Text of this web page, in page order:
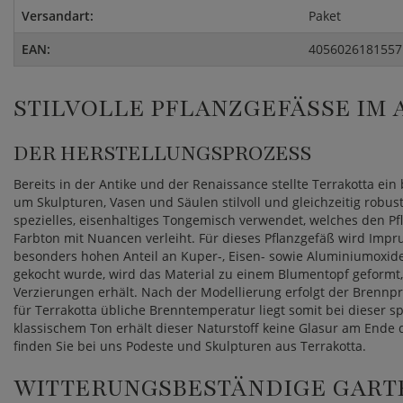
Versandart:
Paket
EAN:
4056026181557
STILVOLLE PFLANZGEFÄSSE IM
DER HERSTELLUNGSPROZESS
Bereits in der Antike und der Renaissance stellte Terrakotta
um Skulpturen, Vasen und Säulen stilvoll und gleichzeitig
spezielles, eisenhaltiges Tongemisch verwendet, welches den
Farbton mit Nuancen verleiht. Für dieses Pflanzgefäß wird
besonders hohen Anteil an Kuper-, Eisen- sowie
gekocht wurde, wird das Material zu einem Blumentopf
Verzierungen erhält. Nach der Modellierung erfolgt der
für Terrakotta übliche Brenntemperatur liegt somit bei dieser
klassischem Ton erhält dieser Naturstoff keine Glasur am Ende
finden Sie bei uns Podeste und Skulpturen aus Terrakotta.
WITTERUNGSBESTÄNDIGE